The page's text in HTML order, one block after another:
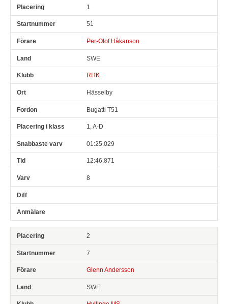
Pl Snr 1
51
Per-Olof Håkanson
SWE
RHK
Hässelby
Bugatti T51
1, A-D
01:25.029
12:46.871
8
2
7
Glenn Andersson
SWE